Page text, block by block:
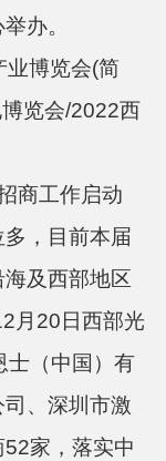
办。
业博览会(简
览会/2022西
商工作启动
，目前本届
及西部地区
月 20 日西部光
士（中国）有
、深圳市激
52家，落实中